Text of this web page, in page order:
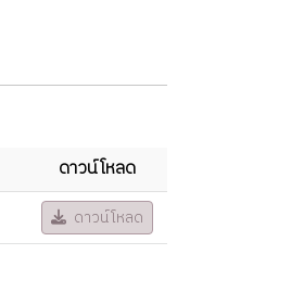
ดาวน์โหลด
ดาวน์โหลด